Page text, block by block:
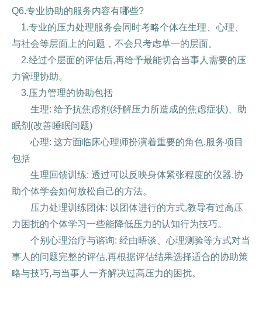
Q6.专业协助的服务内容有哪些?
1.专业的压力处理服务会同时考略个体在生理、心理、
与社会等层面上的问题，不会只考虑单一的层面。
2.经过个层面的评估后,再给予最能切合当事人需要的压
力管理协助。
3.压力管理的协助包括
生理: 给予抗焦虑剂(纾解压力所造成的焦虑症状)、助
眠剂(改善睡眠问题)
心理: 这方面临床心理师扮演着重要的角色,服务项目
包括
生理回馈训练: 透过可以反映身体紧张程度的仪器.协
助个体学会如何放松自己的方法。
压力处理训练团体: 以团体进行的方式,教导有过高压
力困扰的个体学习一些能降低压力的认知行为技巧。
个别心理治疗与谘询: 经由晤谈、心理测验等方式对当
事人的问题完整的评估,再根据评估结果选择适合的协助策
略与技巧,与当事人一齐解决过高压力的困扰。